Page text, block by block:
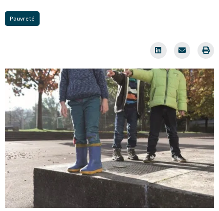
Pauvreté